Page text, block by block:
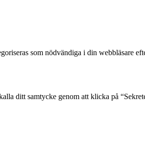
som nödvändiga i din webbläsare
ditt samtycke genom att klicka på